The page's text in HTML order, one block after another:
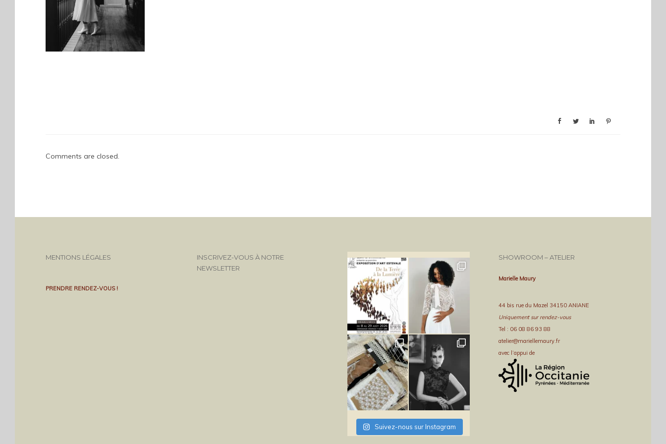
Comments are closed.
MENTIONS LÉGALES
PRENDRE RENDEZ-VOUS !
INSCRIVEZ-VOUS À NOTRE
NEWSLETTER
Suivez-nous sur Instagram
SHOWROOM – ATELIER
Marielle Maury
44 bis rue du Mazel 34150 ANIANE
Uniquement sur rendez-vous
Tel : 06 08 86 93 88
atelier@mariellemaury.fr
avec l’appui de